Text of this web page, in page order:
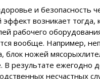
и безопасность
возникает
рабочего
вообще. Например,
блок ножей
результате ежегодно
несчастных